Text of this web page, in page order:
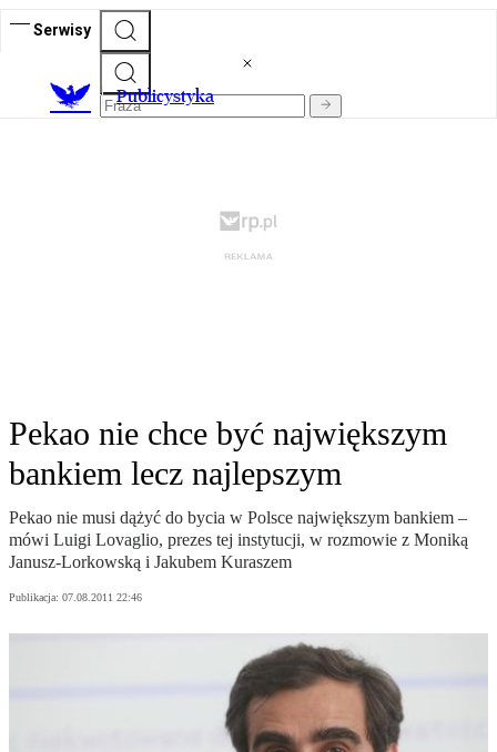
Serwisy
Publicystyka
Pekao nie chce być największym
bankiem lecz najlepszym
Pekao nie musi dążyć do bycia w Polsce największym bankiem –
mówi Luigi Lovaglio, prezes tej instytucji, w rozmowie z Moniką
Janusz-Lorkowską i Jakubem Kuraszem
Publikacja: 07.08.2011 22:46